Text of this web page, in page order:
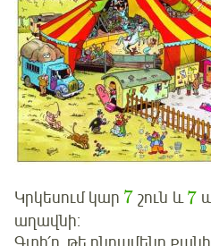
Կրկեսում կար 7 շուն և7
աղավնի: